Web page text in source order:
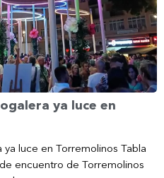
ya luce en
luce en Torremolinos Tabla
encuentro de Torremolinos